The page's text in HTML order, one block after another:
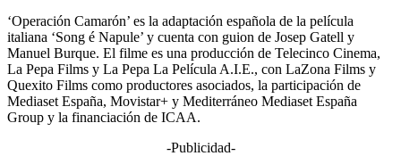
‘Operación Camarón’ es la adaptación española de la película
italiana ‘Song é Napule’ y cuenta con guion de Josep Gatell y
Manuel Burque. El filme es una producción de Telecinco Cinema,
La Pepa Films y La Pepa La Película A.I.E., con LaZona Films y
Quexito Films como productores asociados, la participación de
Mediaset España, Movistar+ y Mediterráneo Mediaset España
Group y la financiación de ICAA.
-Publicidad-